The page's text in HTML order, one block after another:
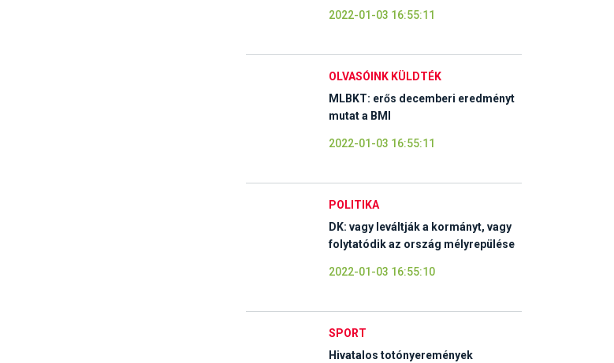
2022-01-03 16:55:11
OLVASÓINK KÜLDTÉK
MLBKT: erős decemberi eredményt
mutat a BMI
2022-01-03 16:55:11
POLITIKA
DK: vagy leváltják a kormányt, vagy
folytatódik az ország mélyrepülése
2022-01-03 16:55:10
SPORT
Hivatalos totónyeremények